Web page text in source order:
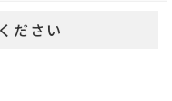
ださい